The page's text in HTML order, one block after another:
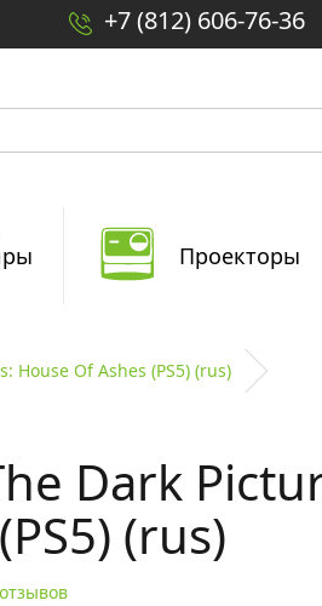
+7 (812) 606-76-36
Проекторы
House Of Ashes (PS5) (rus)
Dark
(rus)